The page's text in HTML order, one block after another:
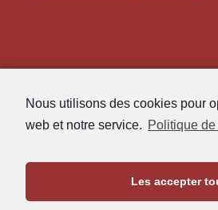
Nous utilisons des cookies pour
web et notre service. Politique
Les accepter
Politique de cookies (UE)
Maison de l'Archéologie